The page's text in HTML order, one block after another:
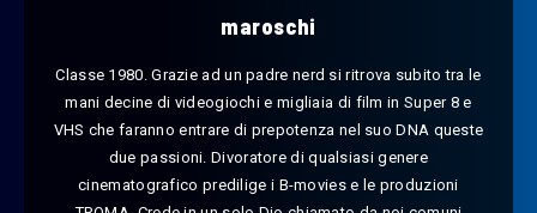
maroschi
Classe 1980. Grazie ad un padre nerd si ritrova subito tra le
mani decine di videogiochi e migliaia di film in Super 8 e
VHS che faranno entrare di prepotenza nel suo DNA queste
due passioni. Divoratore di qualsiasi genere
cinematografico predilige i B-movies e le produzioni